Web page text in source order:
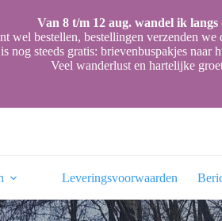
Van 8 t/m 12 aug. wandel ik langs
wel bestellen, bestellingen verzenden we
nog steeds gratis: brievenbuspakjes naar
Veel wanderlust en hartelijke
Leveringsvoorwaarden